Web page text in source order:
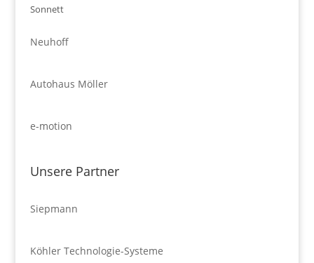
Sonnett
Neuhoff
Autohaus Möller
e-motion
Unsere Partner
Siepmann
Köhler Technologie-Systeme